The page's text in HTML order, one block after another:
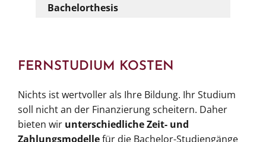
Bachelorthesis
FERNSTUDIUM KOSTEN
Nichts ist wertvoller als Ihre Bildung. Ihr Studium
soll nicht an der Finanzierung scheitern. Daher
bieten wir unterschiedliche Zeit- und
Zahlungsmodellefür die Bachelor-Studiengänge